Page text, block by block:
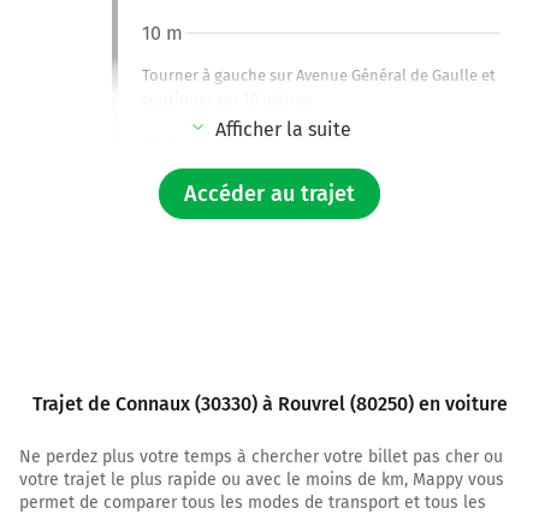
Tourner à gauche sur Avenue Général de Gaulle et
10 m
Tourner légèrement à gauche sur Rue du Docteur
Carrière et continuer sur 170 mètres
Au rond-point, prendre la 1ère sortie sur D9
kilomètres
5,9 km
Afficher la suite
Accéder au trajet
Trajet de Connaux (30330) à Rouvrel (80250) en voiture
Ne perdez plus votre temps à chercher votre billet pas cher ou
votre trajet le plus rapide ou avec le moins de km, Mappy vous
permet de comparer tous les modes de transport et tous les